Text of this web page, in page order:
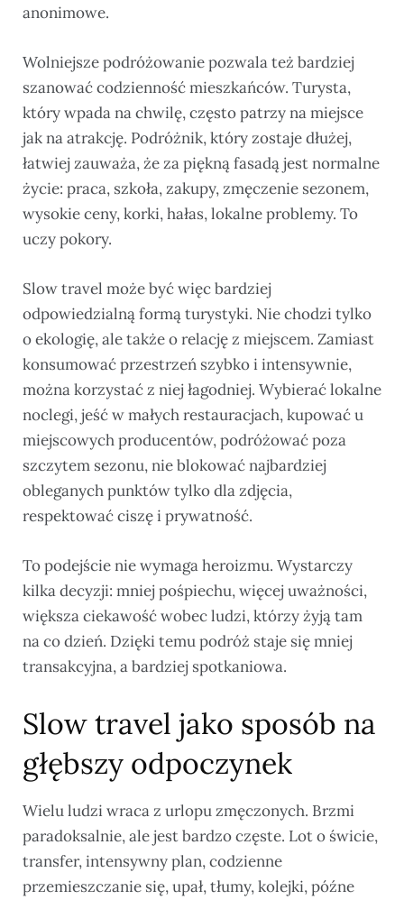
anonimowe.
Wolniejsze podróżowanie pozwala też bardziej
szanować codzienność mieszkańców. Turysta,
który wpada na chwilę, często patrzy na miejsce
jak na atrakcję. Podróżnik, który zostaje dłużej,
łatwiej zauważa, że za piękną fasadą jest normalne
życie: praca, szkoła, zakupy, zmęczenie sezonem,
wysokie ceny, korki, hałas, lokalne problemy. To
uczy pokory.
Slow travel może być więc bardziej
odpowiedzialną formą turystyki. Nie chodzi tylko
o ekologię, ale także o relację z miejscem. Zamiast
konsumować przestrzeń szybko i intensywnie,
można korzystać z niej łagodniej. Wybierać lokalne
noclegi, jeść w małych restauracjach, kupować u
miejscowych producentów, podróżować poza
szczytem sezonu, nie blokować najbardziej
obleganych punktów tylko dla zdjęcia,
respektować ciszę i prywatność.
To podejście nie wymaga heroizmu. Wystarczy
kilka decyzji: mniej pośpiechu, więcej uważności,
większa ciekawość wobec ludzi, którzy żyją tam
na co dzień. Dzięki temu podróż staje się mniej
transakcyjna, a bardziej spotkaniowa.
Slow travel jako sposób na
głębszy odpoczynek
Wielu ludzi wraca z urlopu zmęczonych. Brzmi
paradoksalnie, ale jest bardzo częste. Lot o świcie,
transfer, intensywny plan, codzienne
przemieszczanie się, upał, tłumy, kolejki, późne